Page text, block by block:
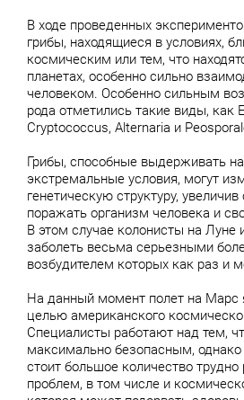
В ходе проведенных
грибы, находящиеся в условиях,
космическим или тем, что
планетах, особенно сильно
человеком. Особенно сильным
рода отметились такие виды, как
Cryptococcus, Alternaria и
Грибы, способные выдерживать
экстремальные условия, могут
генетическую структуру,
поражать организм человека и
В этом случае колонисты на Луне
заболеть весьма серьезными
возбудителем которых как раз и
На данный момент полет на Марс
целью американского
Специалисты работают над тем,
максимально безопасным,
стоит большое количество
проблем, в том числе и